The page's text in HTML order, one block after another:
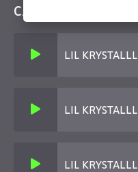
Слушайте еще
LIL KRYSTALLL
LIL KRYSTALLL
LIL KRYSTALLL